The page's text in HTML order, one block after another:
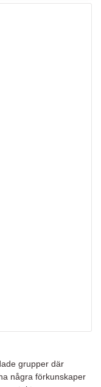
grupper där
några förkunskaper